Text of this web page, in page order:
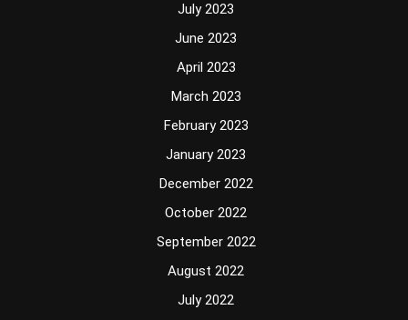
July 2023
June 2023
April 2023
March 2023
February 2023
January 2023
December 2022
October 2022
September 2022
August 2022
July 2022